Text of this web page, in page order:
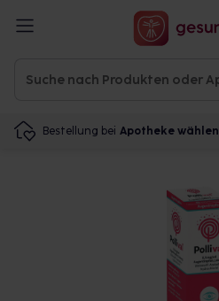
Bestellung bei Apotheke wählen